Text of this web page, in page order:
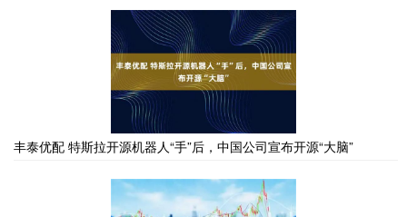
丰泰优配 特斯拉开源机器人“手”后，中国公司宣布开源“大脑”